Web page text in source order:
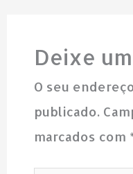
Deixe
O seu
publicado.
marcados com